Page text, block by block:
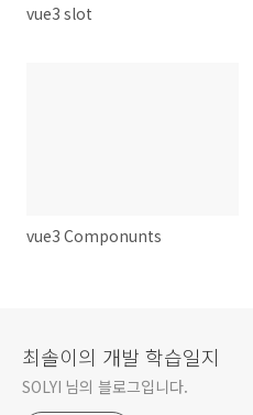
vue3 slot
vue3 Componunts
최솔이의 개발 학습일지
SOLYI 님의 블로그입니다.